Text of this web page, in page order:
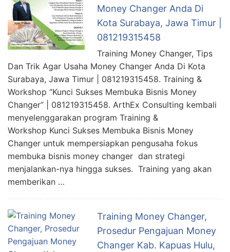
Money Changer Anda Di
Kota Surabaya, Jawa Timur |
081219315458
Training Money Changer, Tips
Dan Trik Agar Usaha Money Changer Anda Di Kota
Surabaya, Jawa Timur | 081219315458. Training &
Workshop “Kunci Sukses Membuka Bisnis Money
Changer” | 081219315458. ArthEx Consulting kembali
menyelenggarakan program Training &
Workshop Kunci Sukses Membuka Bisnis Money
Changer untuk mempersiapkan pengusaha fokus
membuka bisnis money changer dan strategi
menjalankan-nya hingga sukses. Training yang akan
memberikan …
Training Money Changer,
Prosedur Pengajuan Money
Changer Kab. Kapuas Hulu,